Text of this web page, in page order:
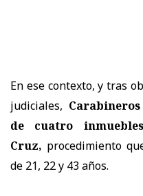
En ese contexto, y tras
judiciales,
de cuatro
Cruz, procedimiento
de 21, 22 y 43 años.